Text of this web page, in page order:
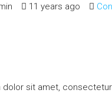
11 years ago
dolor sit amet,